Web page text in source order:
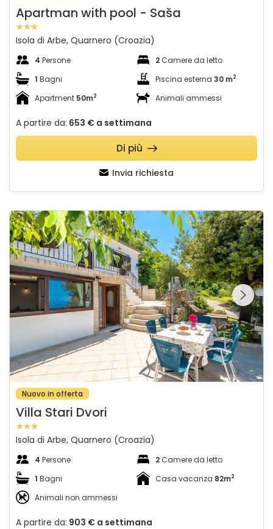
Apartman with pool - Saša
Isola di Arbe, Quarnero (Croazia)
4 Persone 2Camere da letto
1 Bagni Piscina esterna 30 m2
Apartment 50m2 Animali ammessi
A partire da: 653 € a settimana
Invia richiesta
Di più
Villa Stari Dvori
Guardate l'intera
galleria sulla
Nuovo in offerta
Villa Stari Dvori
Isola di Arbe, Quarnero (Croazia)
4 Persone 2Camere da letto
1 Bagni Casa vacanza 82m2
Animali non ammessi
A partire da: 903 € a settimana